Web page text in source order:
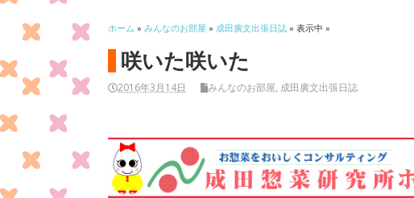
ホーム »みんなのお部屋 » 成田廣文出張日誌 » 表示中 »
咲いた咲いた
2016年3月14日 みんなのお部屋, 成田廣文出張日誌